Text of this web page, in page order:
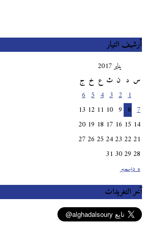
أرشيف التيار
يناير 2017
س
ث خ ج
« ديسمبر
10
11
12
13
14
15
16
17
18
19
20
21
22
23
24
25
26
27
28
29
30
31
آخر التغريدات